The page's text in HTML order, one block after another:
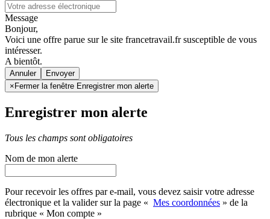
Message
Bonjour,
Voici une offre parue sur le site francetravail.fr susceptible de vous
intéresser.
A bientôt.
Annuler
× Fermer la fenêtre Enregistrer mon alerte
Enregistrer mon alerte
Tous les champs sont obligatoires
Nom de mon alerte
Pour recevoir les offres par e-mail, vous devez saisir votre adresse
électronique et la valider sur la page « Mes coordonnées » de la
rubrique « Mon compte »